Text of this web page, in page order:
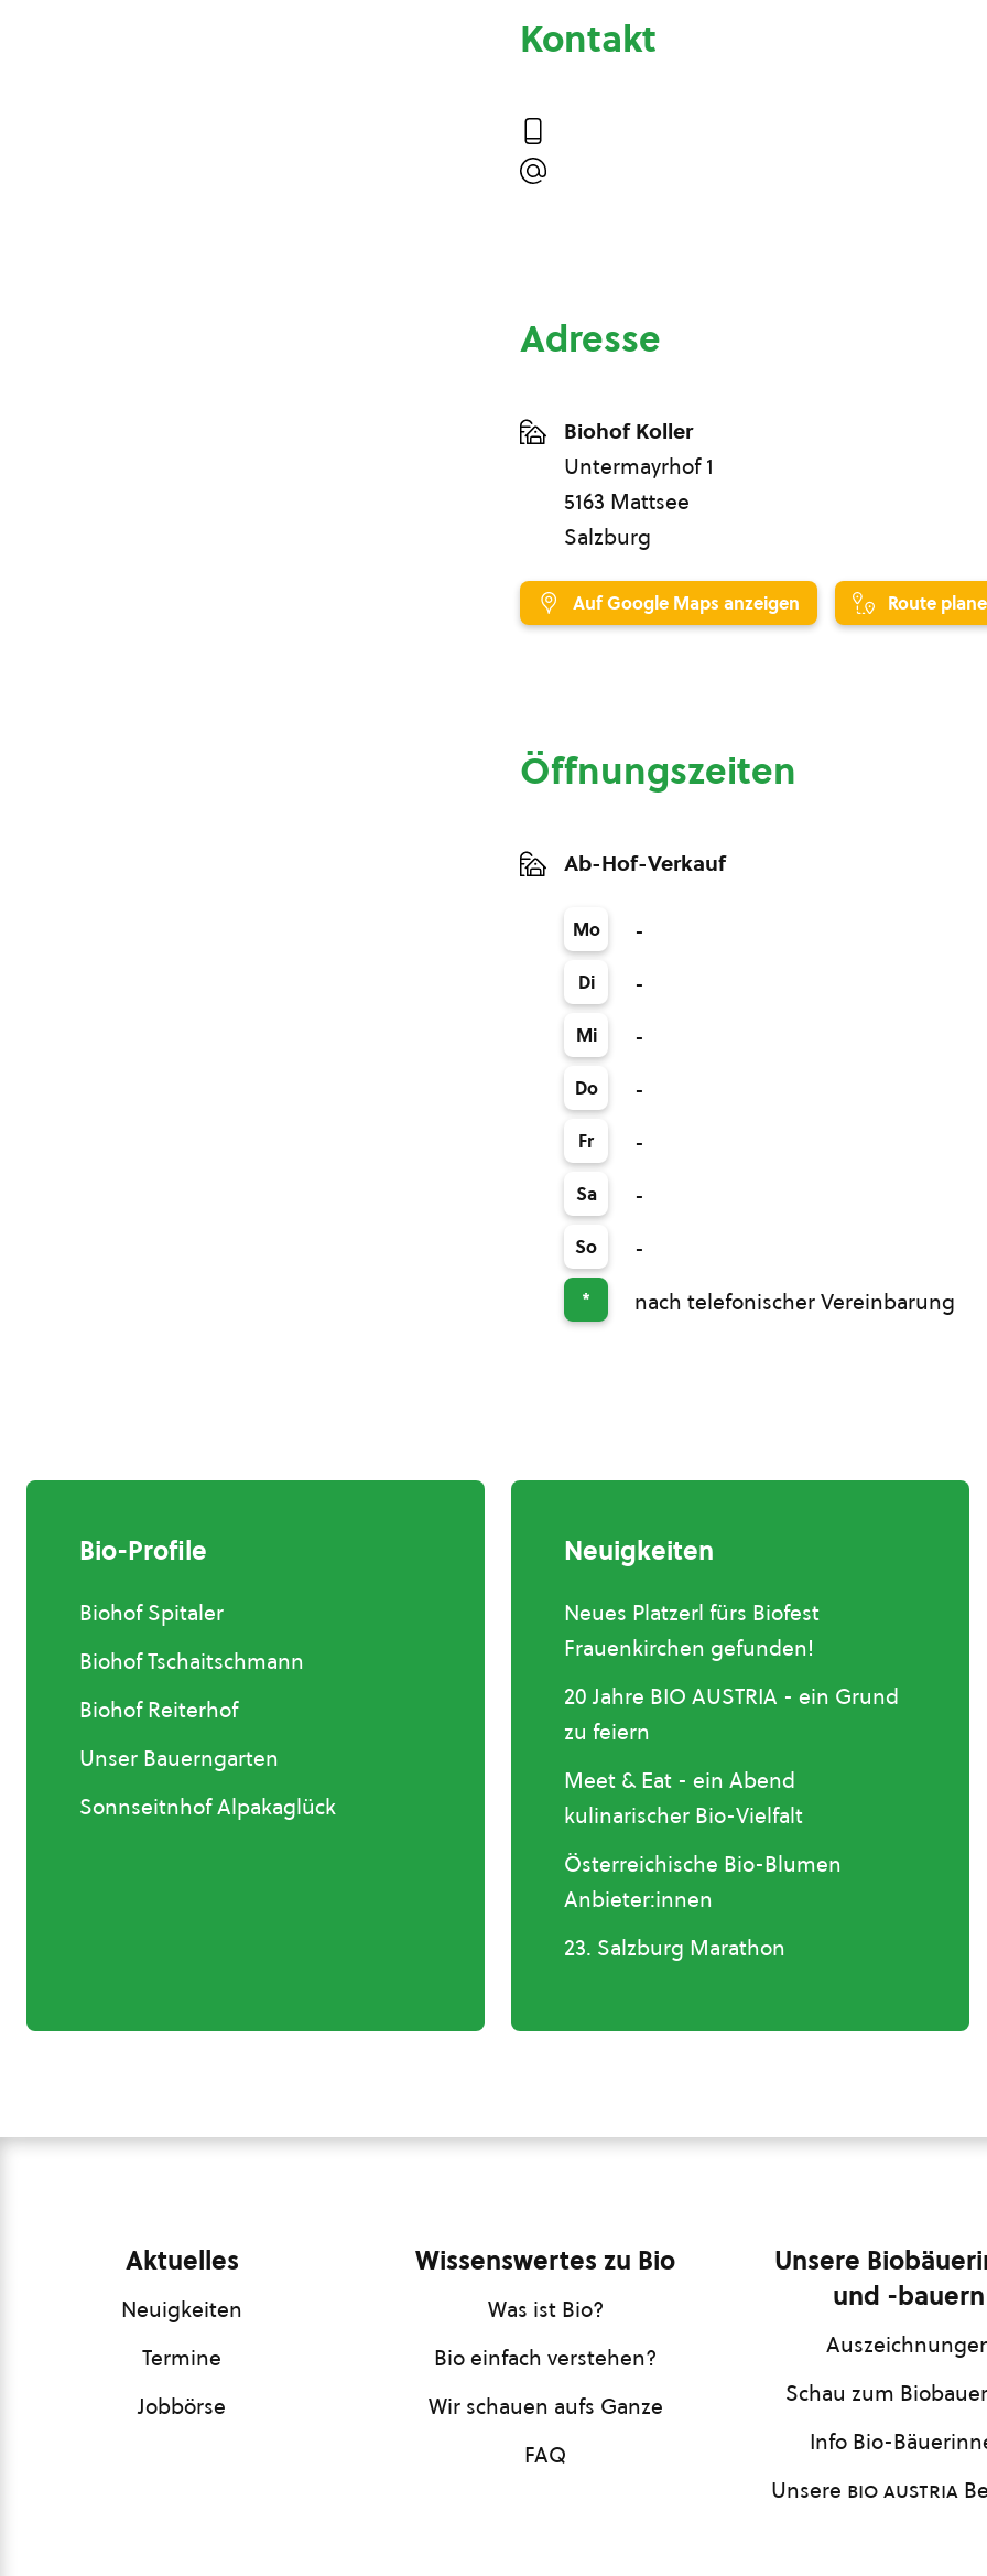
Kontakt
Adresse
Biohof Koller
Untermayrhof 1
5163 Mattsee
Salzburg
Auf Google Maps anzeigen Route
Öffnungszeiten
Ab-Hof-Verkauf
Mo -
Di -
Mi -
Do -
Fr -
Sa -
So -
* nach telefonischer Vereinbarung
Bio-Profile
Biohof Spitaler
Biohof Tschaitschmann
Biohof Reiterhof
Unser Bauerngarten
Sonnseitnhof Alpakaglück
Neuigkeiten
Neues Platzerl fürs Biofest
Frauenkirchen gefunden!
20 Jahre BIO AUSTRIA - ein Grund
zu feiern
Meet & Eat - ein Abend
kulinarischer Bio-Vielfalt
Österreichische Bio-Blumen
Anbieter:innen
23. Salzburg Marathon
Aktuelles
Neuigkeiten
Termine
Jobbörse
Wissenswertes zu Bio
Was ist Bio?
Bio einfach verstehen?
Wir schauen aufs Ganze
FAQ
Unsere
und -bauern
Schau zum
Info Bio-
Unsere bio austria